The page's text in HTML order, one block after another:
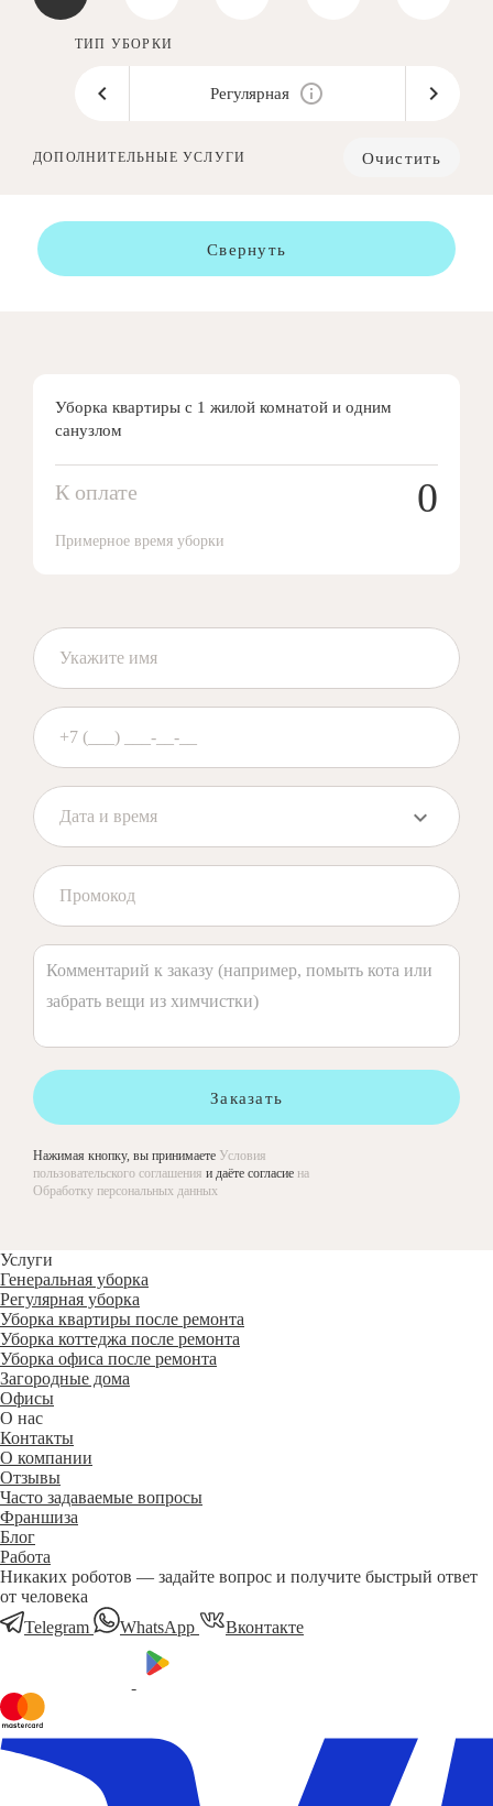
ТИП УБОРКИ
Регулярная
ДОПОЛНИТЕЛЬНЫЕ УСЛУГИ Очистить
Свернуть
Уборка квартиры с 1 жилой комнатой и одним
санузлом
К оплате 0
Примерное время уборки
Заказать
Нажимая кнопку, вы принимаете Условия
пользовательского соглашения и даёте согласие на
Обработку персональных данных
Услуги
Генеральная уборка
Регулярная уборка
Уборка квартиры после ремонта
Уборка коттеджа после ремонта
Уборка офиса после ремонта
Загородные дома
Офисы
О нас
Контакты
О компании
Отзывы
Часто задаваемые вопросы
Франшиза
Блог
Работа
Никаких роботов — задайте вопрос и получите быстрый ответ
от человека
Telegram
WhatsApp Вконтакте